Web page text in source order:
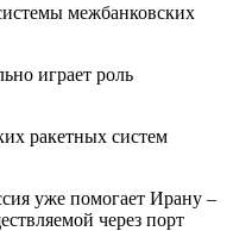
межбанковских
играет роль
ракетных систем
уже помогает Ирану –
через порт